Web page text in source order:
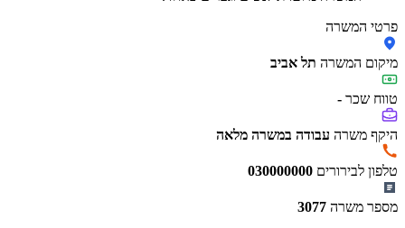
פרטי המשרה
מיקום המשרה תל אביב
טווח שכר -
היקף משרה עבודה במשרה מלאה
טלפון לבירורים 030000000
מספר משרה 3077